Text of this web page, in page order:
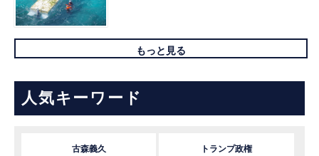
もっと見る
人気キーワード
古森義久 トランプ政権